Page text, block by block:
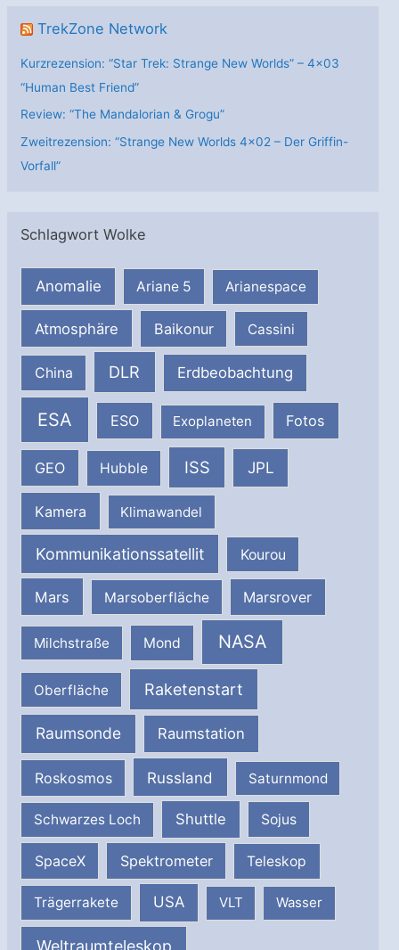
TrekZone Network
Kurzrezension: “Star Trek: Strange New Worlds” – 4×03
“Human Best Friend”
Review: “The Mandalorian & Grogu”
Zweitrezension: “Strange New Worlds 4×02 – Der Griffin-
Vorfall”
Schlagwort Wolke
Anomalie Ariane 5 Arianespace
Atmosphäre Baikonur Cassini
China DLR Erdbeobachtung
ESA ESO Exoplaneten Fotos
GEO Hubble ISS JPL
Kamera Klimawandel
Kommunikationssatellit Kourou
Mars Marsoberfläche Marsrover
Milchstraße Mond NASA
Oberfläche Raketenstart
Raumsonde Raumstation
Roskosmos Russland Saturnmond
Schwarzes Loch Shuttle Sojus
SpaceX Spektrometer Teleskop
Trägerrakete USA VLT Wasser
Weltraumteleskop